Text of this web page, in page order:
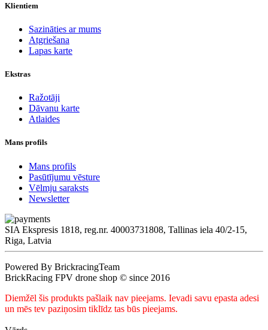
Klientiem
Sazināties ar mums
Atgriešana
Lapas karte
Ekstras
Ražotāji
Dāvanu karte
Atlaides
Mans profils
Mans profils
Pasūtījumu vēsture
Vēlmju saraksts
Newsletter
SIA Ekspresis 1818, reg.nr. 40003731808, Tallinas iela 40/2-15,
Riga, Latvia
Powered By BrickracingTeam
BrickRacing FPV drone shop © since 2016
Diemžēl šis produkts pašlaik nav pieejams. Ievadi savu epasta adesi
un mēs tev paziņosim tiklīdz tas būs pieejams.